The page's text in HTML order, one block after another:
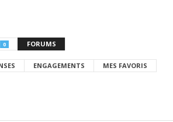
0 FORUMS
ENGAGEMENTS MES FAVORIS